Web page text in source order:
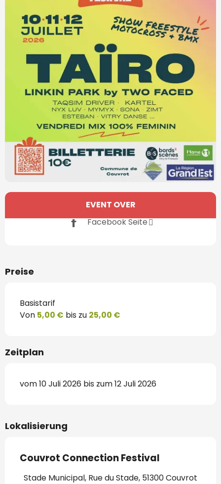
Öffnungszeiten & Kontaktdaten
EVENT OVER
Facebook Seite
Preise
Basistarif
Von 5,00 € bis zu 25,00 €
Zeitplan
vom 10 Juli 2026 bis zum 12 Juli 2026
Lokalisierung
Couvrot Connection Festival
Stade Municipal, Rue du Stade, 51300 Couvrot